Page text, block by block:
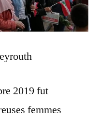
2019 fut
femmes